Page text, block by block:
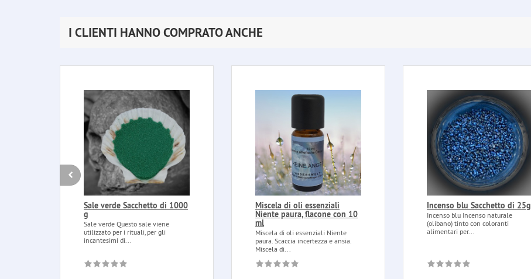
I CLIENTI HANNO COMPRATO ANCHE
Sale verde Sacchetto di 1000
g
Sale verde Questo sale viene
utilizzato per i rituali, per gli
incantesimi di...
Miscela di oli essenziali
Niente paura, flacone con 10
ml
Miscela di oli essenziali Niente
paura. Scaccia incertezza e ansia.
Miscela di...
Incenso blu Sacchetto di 25g
Incenso blu Incenso naturale
(olibano) tinto con coloranti
alimentari per...